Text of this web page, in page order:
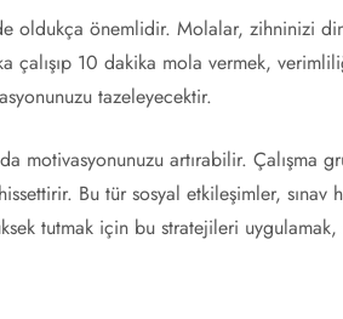
oldukça önemlidir. Molalar, zihninizi
çalışıp 10 dakika mola vermek,
tazeleyecektir.
da motivasyonunuzu artırabilir. Çalışma
Bu tür sosyal etkileşimler, sınav
tutmak için bu stratejileri uygulamak,